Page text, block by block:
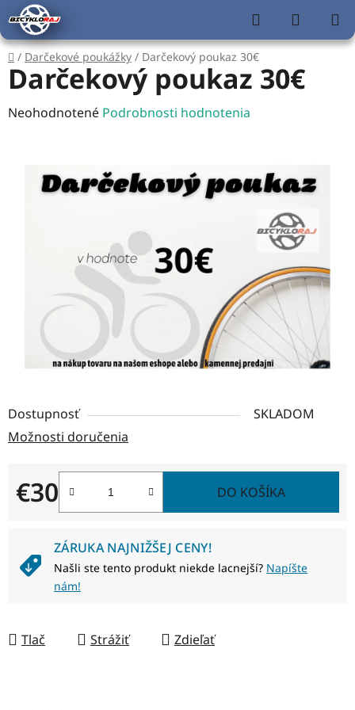
Prejsť
na
obsah
Hľadať
KOŠÍK
Domov
/ Darčekové poukážky / Darčekový poukaz 30€
Dostupnosť
SKLADOM
Možnosti doručenia
€30
Jednotková cena:
DO KOŠÍKA
ZÁRUKA NAJNIŽŠEJ CENY!
Našli ste tento produkt niekde lacnejší? Napíšte
nám!
Tlač Strážiť Zdieľať
Darčekový poukaz 30€
Priemerné
Neohodnotené Podrobnosti hodnotenia